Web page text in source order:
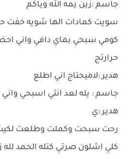
جاسم :زين يمه الله وياكم
سويت كمادات الها شويه خفت
كومي سبحي بماي دافي واني
حرارتج
هدير :لاميحتاج اني اطلع
جاسم : يله لعد انتي اسبحي
هدير :ي
رحت سبحت وكملت وطلعت لكيت
كلي اشلون صرتي كتله الحمد لله